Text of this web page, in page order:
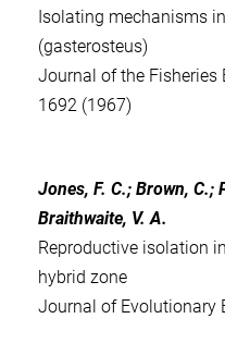
Isolating mechanisms
(gasterosteus)
Journal of the Fisheries
1692 (1967)
Jones, F. C.; Brown, C.;
Braithwaite, V. A.
Reproductive isolation
hybrid zone
Journal of Evolutionary